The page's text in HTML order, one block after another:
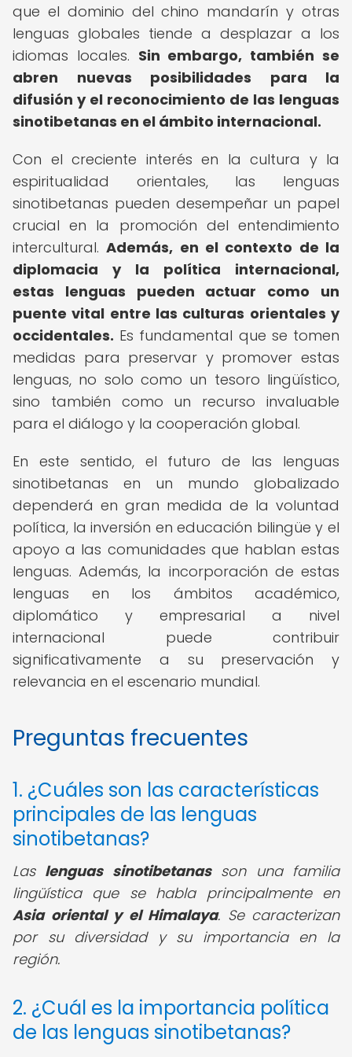
que el dominio del chino mandarín y otras
lenguas globales tiende a desplazar a los
idiomas locales. Sin embargo, también se
abren nuevas posibilidades para la
difusión y el reconocimiento de las lenguas
sinotibetanas en el ámbito internacional.
Con el creciente interés en la cultura y la
espiritualidad orientales, las lenguas
sinotibetanas pueden desempeñar un papel
crucial en la promoción del entendimiento
intercultural.Además, en el contexto de la
diplomacia y la política internacional,
estas lenguas pueden actuar como un
puente vital entre las culturas orientales y
occidentales. Es fundamental que se tomen
medidas para preservar y promover estas
lenguas, no solo como un tesoro lingüístico,
sino también como un recurso invaluable
para el diálogo y la cooperación global.
En este sentido, el futuro de las lenguas
sinotibetanas en un mundo globalizado
dependerá en gran medida de la voluntad
política, la inversión en educación bilingüe y el
apoyo a las comunidades que hablan estas
lenguas. Además, la incorporación de estas
lenguas en los ámbitos académico,
diplomático y empresarial a nivel
internacional puede contribuir
significativamente a su preservación y
relevancia en el escenario mundial.
Preguntas frecuentes
1. ¿Cuáles son las características
principales de las lenguas
sinotibetanas?
Las lenguas sinotibetanasson una familia
lingüística que se habla principalmente en
Asia oriental y el Himalaya. Se caracterizan
por su diversidad y su importancia en la
región.
2. ¿Cuál es la importancia política
de las lenguas sinotibetanas?